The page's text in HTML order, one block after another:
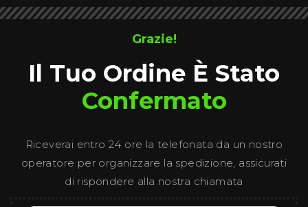
Grazie!
Il Tuo Ordine È Stato
Confermato
Riceverai entro 24 ore la telefonata da un nostro
operatore per organizzare la spedizione, assicurati
di rispondere alla nostra chiamata